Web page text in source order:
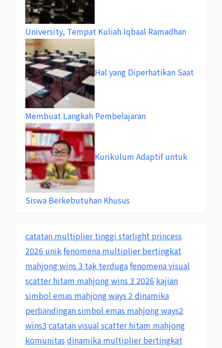
University, Tempat Kuliah Iqbaal Ramadhan
Hal yang Diperhatikan Saat
Membuat Langkah Pembelajaran
Kurikulum Adaptif untuk
Siswa Berkebutuhan Khusus
catatan multiplier tinggi starlight princess
2026 unikfenomena multiplier bertingkat
mahjong wins 3 tak terdugafenomena visual
scatter hitam mahjong wins 3 2026 kajian
simbol emas mahjong ways 2 dinamika
perbandingan simbol emas mahjong ways2
wins3 catatan visual scatter hitam mahjong
komunitas dinamika multiplier bertingkat